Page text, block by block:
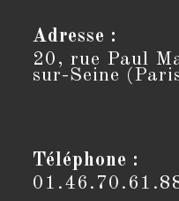
Adresse :
20, rue Paul
sur-Seine
Téléphone :